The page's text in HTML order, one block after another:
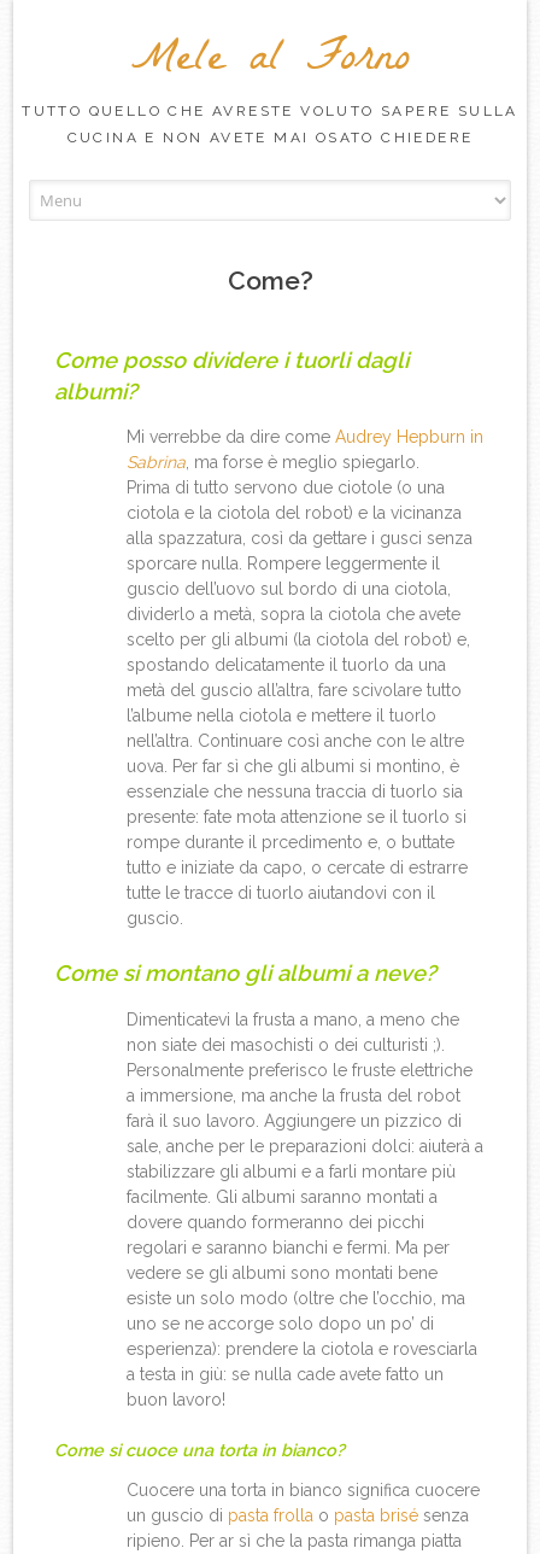
Mele al Forno
TUTTO QUELLO CHE AVRESTE VOLUTO SAPERE SULLA
CUCINA E NON AVETE MAI OSATO CHIEDERE
Come?
Come posso dividere i tuorli dagli
albumi?
Mi verrebbe da dire comeAudrey Hepburn in
Sabrina, ma forse è meglio spiegarlo.
Prima di tutto servono due ciotole (o una
ciotola e la ciotola del robot) e la vicinanza
alla spazzatura, così da gettare i gusci senza
sporcare nulla. Rompere leggermente il
guscio dell’uovo sul bordo di una ciotola,
dividerlo a metà, sopra la ciotola che avete
scelto per gli albumi (la ciotola del robot) e,
spostando delicatamente il tuorlo da una
metà del guscio all’altra, fare scivolare tutto
l’albume nella ciotola e mettere il tuorlo
nell’altra. Continuare così anche con le altre
uova. Per far sì che gli albumi si montino, è
essenziale che nessuna traccia di tuorlo sia
presente: fate mota attenzione se il tuorlo si
rompe durante il prcedimento e, o buttate
tutto e iniziate da capo, o cercate di estrarre
tutte le tracce di tuorlo aiutandovi con il
guscio.
Come si montano gli albumi a neve?
Dimenticatevi la frusta a mano, a meno che
non siate dei masochisti o dei culturisti ;).
Personalmente preferisco le fruste elettriche
a immersione, ma anche la frusta del robot
farà il suo lavoro. Aggiungere un pizzico di
sale, anche per le preparazioni dolci: aiuterà a
stabilizzare gli albumi e a farli montare più
facilmente. Gli albumi saranno montati a
dovere quando formeranno dei picchi
regolari e saranno bianchi e fermi. Ma per
vedere se gli albumi sono montati bene
esiste un solo modo (oltre che l’occhio, ma
uno se ne accorge solo dopo un po’ di
esperienza): prendere la ciotola e rovesciarla
a testa in giù: se nulla cade avete fatto un
buon lavoro!
Come si cuoce una torta in bianco?
Cuocere una torta in bianco significa cuocere
un guscio di pasta frolla o pasta brisé senza
ripieno. Per ar sì che la pasta rimanga piatta